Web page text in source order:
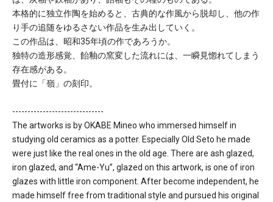
本格的に独立作陶を始めると、古典的な作風から脱却し、他の作
り手の追随をゆるさない作品を生み出していく。
この作品は、昭和35年頃の作であろうか。
独特の造形感覚、飴釉の窯変した流れには、一瞬見惚れてしまう
存在感がある。
畳付に「嶺」の刻印。
------------------------------
The artworks is by OKABE Mineo who immersed himself in
studying old ceramics as a potter. Especially Old Seto he made
were just like the real ones in the old age. There are ash glazed,
iron glazed, and “Ame-Yu”, glazed on this artwork, is one of iron
glazes with little iron component. After become independent, he
made himself free from traditional style and pursued his original